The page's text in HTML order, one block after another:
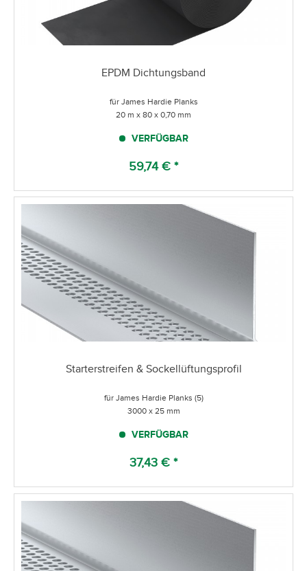
EPDM Dichtungsband
für James Hardie Planks
20 m x 80 x 0,70 mm
VERFÜGBAR
59,74 € *
Starterstreifen & Sockellüftungsprofil
für James Hardie Planks (5)
3000 x 25 mm
VERFÜGBAR
37,43 € *